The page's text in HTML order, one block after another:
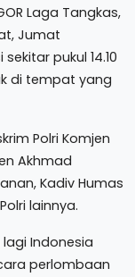
Laga Tangkas,
Jumat
pukul 14.10
di tempat yang
Polri Komjen
Akhmad
Kadiv Humas
lainnya.
Indonesia
perlombaan